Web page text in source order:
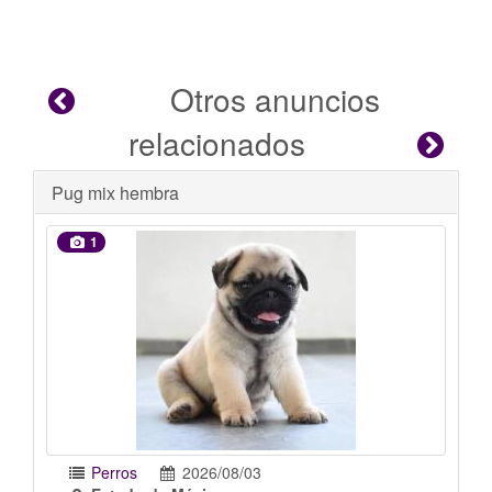
Otros anuncios
relacionados
Se busca hogar
Perros